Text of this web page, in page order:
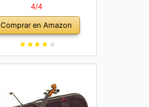
4/4
Comprar en Amazon